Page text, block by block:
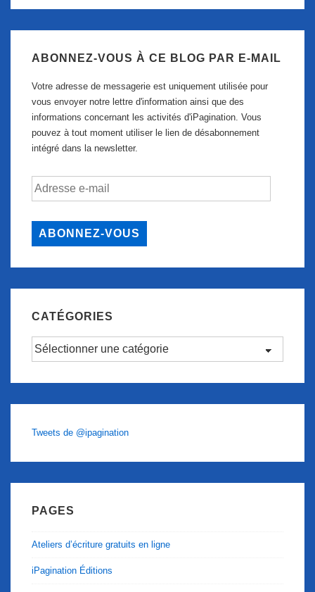
ABONNEZ-VOUS À CE BLOG PAR E-MAIL
Votre adresse de messagerie est uniquement utilisée pour
vous envoyer notre lettre d'information ainsi que des
informations concernant les activités d'iPagination. Vous
pouvez à tout moment utiliser le lien de désabonnement
intégré dans la newsletter.
Adresse
ABONNEZ-VOUS
CATÉGORIES
Catégories
Tweets de @ipagination
PAGES
Ateliers d’écriture gratuits en ligne
iPagination Éditions